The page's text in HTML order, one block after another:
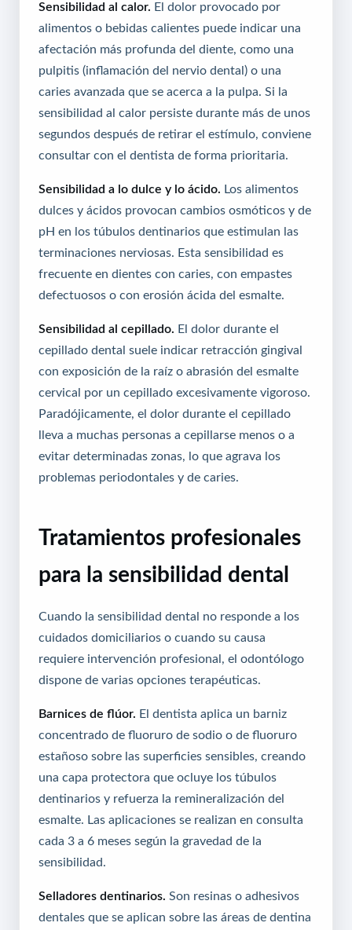
Sensibilidad al calor. El dolor provocado por
alimentos o bebidas calientes puede indicar una
afectación más profunda del diente, como una
pulpitis (inflamación del nervio dental) o una
caries avanzada que se acerca a la pulpa. Si la
sensibilidad al calor persiste durante más de unos
segundos después de retirar el estímulo, conviene
consultar con el dentista de forma prioritaria.
Sensibilidad a lo dulce y lo ácido. Los alimentos
dulces y ácidos provocan cambios osmóticos y de
pH en los túbulos dentinarios que estimulan las
terminaciones nerviosas. Esta sensibilidad es
frecuente en dientes con caries, con empastes
defectuosos o con erosión ácida del esmalte.
Sensibilidad al cepillado. El dolor durante el
cepillado dental suele indicar retracción gingival
con exposición de la raíz o abrasión del esmalte
cervical por un cepillado excesivamente vigoroso.
Paradójicamente, el dolor durante el cepillado
lleva a muchas personas a cepillarse menos o a
evitar determinadas zonas, lo que agrava los
problemas periodontales y de caries.
Tratamientos profesionales
para la sensibilidad dental
Cuando la sensibilidad dental no responde a los
cuidados domiciliarios o cuando su causa
requiere intervención profesional, el odontólogo
dispone de varias opciones terapéuticas.
Barnices de flúor. El dentista aplica un barniz
concentrado de fluoruro de sodio o de fluoruro
estañoso sobre las superficies sensibles, creando
una capa protectora que ocluye los túbulos
dentinarios y refuerza la remineralización del
esmalte. Las aplicaciones se realizan en consulta
cada 3 a 6 meses según la gravedad de la
sensibilidad.
Selladores dentinarios. Son resinas o adhesivos
dentales que se aplican sobre las áreas de dentina